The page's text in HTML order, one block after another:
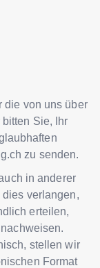
die von uns über
Sie, Ihr
zu senden.
in anderer
dies verlangen,
erteilen,
stellen wir
Format